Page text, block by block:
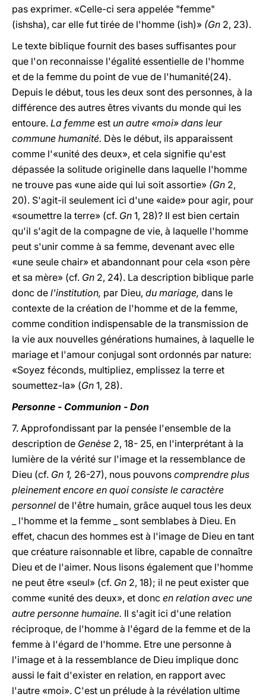
pas exprimer. «Celle-ci sera appelée "femme"
(ishsha), car elle fut tirée de l'homme (ish)» (Gn 2, 23).
Le texte biblique fournit des bases suffisantes pour
que l'on reconnaisse l'égalité essentielle de l'homme
et de la femme du point de vue de l'humanité(24).
Depuis le début, tous les deux sont des personnes, à la
différence des autres êtres vivants du monde qui les
entoure. La femme est un autre «moi» dans leur
commune humanité. Dès le début, ils apparaissent
comme l'«unité des deux», et cela signifie qu'est
dépassée la solitude originelle dans laquelle l'homme
ne trouve pas «une aide qui lui soit assortie» (Gn 2,
20). S'agit-il seulement ici d'une «aide» pour agir, pour
«soumettre la terre» (cf. Gn 1, 28)? Il est bien certain
qu'il s'agit de la compagne de vie, à laquelle l'homme
peut s'unir comme à sa femme, devenant avec elle
«une seule chair» et abandonnant pour cela «son père
et sa mère» (cf. Gn 2, 24). La description biblique parle
donc de l'institution, par Dieu, du mariage, dans le
contexte de la création de l'homme et de la femme,
comme condition indispensable de la transmission de
la vie aux nouvelles générations humaines, à laquelle le
mariage et l'amour conjugal sont ordonnés par nature:
«Soyez féconds, multipliez, emplissez la terre et
soumettez-la» (Gn 1, 28).
Personne - Communion - Don
7. Approfondissant par la pensée l'ensemble de la
description de Genèse 2, 18- 25, en l'interprétant à la
lumière de la vérité sur l'image et la ressemblance de
Dieu (cf. Gn 1, 26-27), nous pouvons comprendre plus
pleinement encore en quoi consiste le caractère
personnel de l'être humain, grâce auquel tous les deux
_ l'homme et la femme _ sont semblabes à Dieu. En
effet, chacun des hommes est à l'image de Dieu en tant
que créature raisonnable et libre, capable de connaître
Dieu et de l'aimer. Nous lisons également que l'homme
ne peut être «seul» (cf. Gn 2, 18); il ne peut exister que
comme «unité des deux», et donc en relation avec une
autre personne humaine. Il s'agit ici d'une relation
réciproque, de l'homme à l'égard de la femme et de la
femme à l'égard de l'homme. Etre une personne à
l'image et à la ressemblance de Dieu implique donc
aussi le fait d'exister en relation, en rapport avec
l'autre «moi». C'est un prélude à la révélation ultime